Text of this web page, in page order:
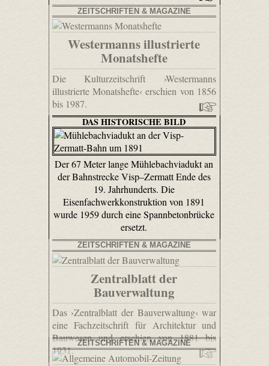
ZEITSCHRIFTEN & MAGAZINE
Westermanns illustrierte
Monatshefte
Die Kulturzeitschrift ›Westermanns
illustrierte Monatshefte‹ erschien von 1856
bis 1987.
DAS HISTORISCHE BILD
Der 67 Meter lange Mühlebachviadukt an
der Bahnstrecke Visp–Zermatt Ende des
19. Jahrhunderts. Die
Eisenfachwerkkonstruktion von 1891
wurde 1959 durch eine Spannbetonbrücke
ersetzt.
ZEITSCHRIFTEN & MAGAZINE
Zentralblatt der
Bauverwaltung
Das ›Zentralblatt der Bauverwaltung‹ war
eine Fachzeitschrift für Architektur und
Bauwesen und erschien von 1881 bis
1931.
ZEITSCHRIFTEN & MAGAZINE